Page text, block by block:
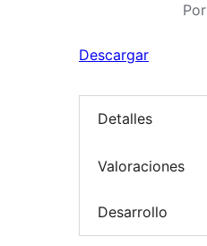
Por
Descargar
Detalles
Valoraciones
Desarrollo